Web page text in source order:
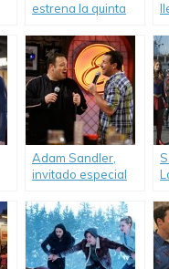
estrena la quinta
Broke Girls».
Adam Sandler,
invitado especial
Esperar».